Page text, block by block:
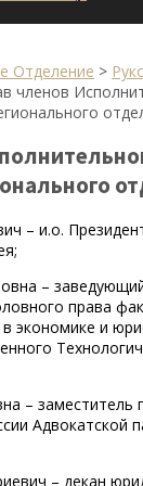
Отделение >
членов
– и.о.
–
права
экономике и
– заместитель
Адвокатской
– декан